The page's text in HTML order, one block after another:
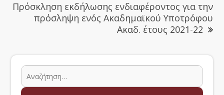
Πρόσκληση εκδήλωσης ενδιαφέροντος για την
πρόσληψη ενός Ακαδημαϊκού Υποτρόφου
Ακαδ. έτους 2021-22